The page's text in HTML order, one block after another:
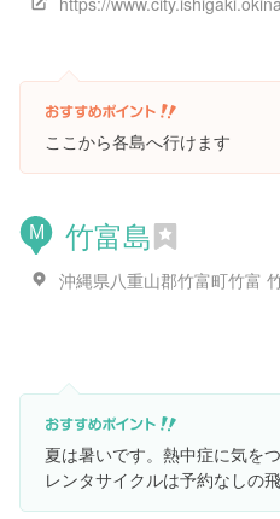
ここから各島へ行けます
M 竹富島
夏は暑いです。熱中症に気を
レンタサイクルは予約なしの